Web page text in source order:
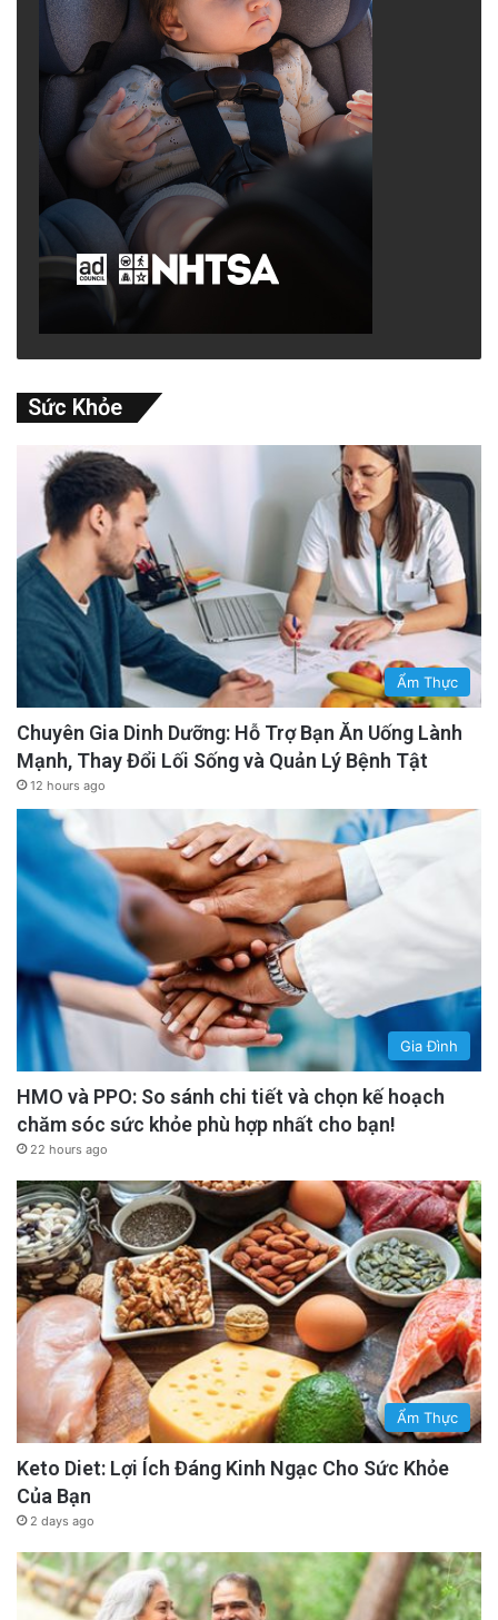
Sức Khỏe
Ẩm Thực
Chuyên Gia Dinh Dưỡng: Hỗ Trợ Bạn Ăn Uống Lành
Mạnh, Thay Đổi Lối Sống và Quản Lý Bệnh Tật
12 hours ago
Gia Đình
HMO và PPO: So sánh chi tiết và chọn kế hoạch
chăm sóc sức khỏe phù hợp nhất cho bạn!
22 hours ago
Ẩm Thực
Keto Diet: Lợi Ích Đáng Kinh Ngạc Cho Sức Khỏe
Của Bạn
2 days ago